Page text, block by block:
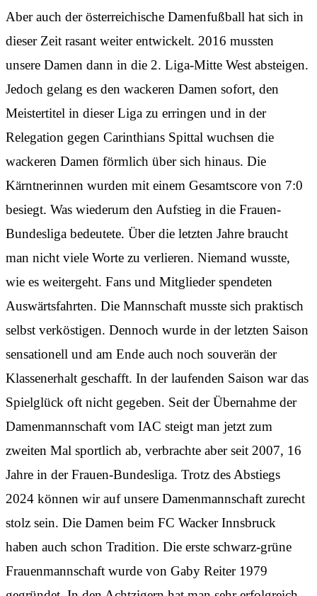
Aber auch der österreichische Damenfußball hat sich in
dieser Zeit rasant weiter entwickelt. 2016 mussten
unsere Damen dann in die 2. Liga-Mitte West absteigen.
Jedoch gelang es den wackeren Damen sofort, den
Meistertitel in dieser Liga zu erringen und in der
Relegation gegen Carinthians Spittal wuchsen die
wackeren Damen förmlich über sich hinaus. Die
Kärntnerinnen wurden mit einem Gesamtscore von 7:0
besiegt. Was wiederum den Aufstieg in die Frauen-
Bundesliga bedeutete. Über die letzten Jahre braucht
man nicht viele Worte zu verlieren. Niemand wusste,
wie es weitergeht. Fans und Mitglieder spendeten
Auswärtsfahrten. Die Mannschaft musste sich praktisch
selbst verköstigen. Dennoch wurde in der letzten Saison
sensationell und am Ende auch noch souverän der
Klassenerhalt geschafft. In der laufenden Saison war das
Spielglück oft nicht gegeben. Seit der Übernahme der
Damenmannschaft vom IAC steigt man jetzt zum
zweiten Mal sportlich ab, verbrachte aber seit 2007, 16
Jahre in der Frauen-Bundesliga. Trotz des Abstiegs
2024 können wir auf unsere Damenmannschaft zurecht
stolz sein. Die Damen beim FC Wacker Innsbruck
haben auch schon Tradition. Die erste schwarz-grüne
Frauenmannschaft wurde von Gaby Reiter 1979